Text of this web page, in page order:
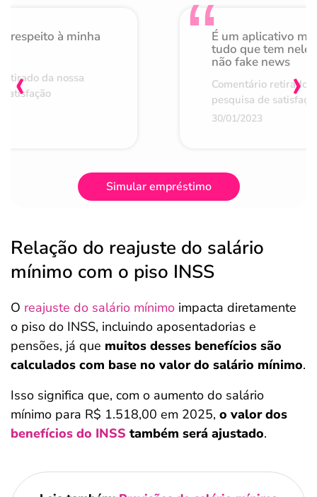
respeito à minha
da nossa
É um aplicativo
tudo que tem nele
não fake news
Comentário retirado
pesquisa de
30/01/2023
‹ ›
Simular empréstimo
Relação do reajuste do salário
mínimo com o piso INSS
O reajuste do salário mínimo impacta diretamente
o piso do INSS, incluindo aposentadorias e
pensões, já que muitos desses benefícios são
calculados com base no valor do salário mínimo.
Isso significa que, com o aumento do salário
mínimo para R$ 1.518,00 em 2025, o valor dos
benefícios do INSS também será ajustado.